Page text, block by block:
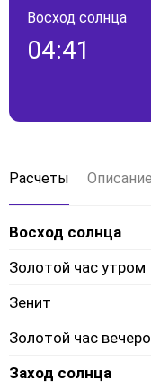
Восход солнца
04:41
Расчеты
Восход солнца
Золотой час утром
Зенит
Золотой час
Заход солнца